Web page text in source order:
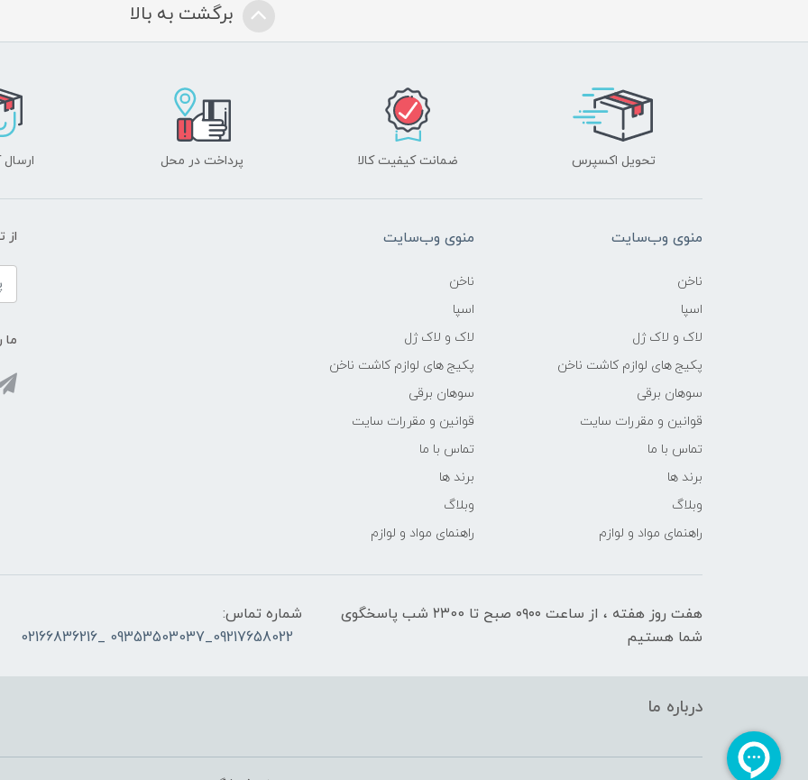
برگشت به بالا
تحویل اکسپرس ضمانت کیفیت کالا پرداخت در محل ارسال
منوی وب‌سایت
ناخن
اسپا
لاک و لاک ژل
پکیج های لوازم کاشت ناخن
سوهان برقی
قوانین و مقررات سایت
تماس با ما
برند ها
وبلاگ
راهنمای مواد و لوازم
منوی وب‌سایت
ناخن
اسپا
لاک و لاک ژل
پکیج های لوازم کاشت ناخن
سوهان برقی
قوانین و مقررات سایت
تماس با ما
برند ها
وبلاگ
راهنمای مواد و لوازم
از
ما
هفت روز هفته ، از ساعت ۰۹۰۰ صبح تا ۲۳00 شب پاسخگوی
شما هستیم
شماره تماس:
09217658022_09353503037 _02166836216
درباره ما